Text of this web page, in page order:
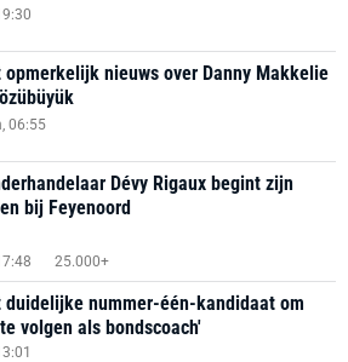
opmerkelijk nieuws over Danny Makkelie
06:55
Dévy Rigaux begint zijn
bij Feyenoord
25.000+
duidelijke nummer-één-kandidaat om
volgen als bondscoach'